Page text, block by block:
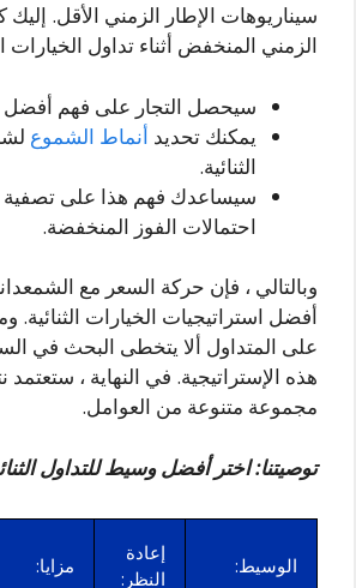
سيناريوهات الإطار الزمني الأقل.
الزمني المنخفض أثناء تداول الخيارات
سيحصل التجار على فهم أفضل
يمكنك تحديد أنماط الشموع
الثنائية.
سيساعدك فهم هذا على تصفية
احتمالات الفوز المنخفضة.
وبالتالي ، فإن حركة السعر مع
أفضل استراتيجيات الخيارات الثنائية.
على المتداول ألا يتخطى البحث في
هذه الإستراتيجية. في النهاية ،
مجموعة متنوعة من العوامل.
توصيتنا: اختر أفضل وسيط للتداول
الوسيط:
إعادة
النظر:
مزايا: